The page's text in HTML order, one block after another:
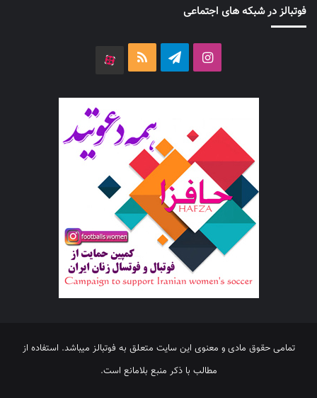
فوتبالز در شبکه های اجتماعی
اینستاگرامتلگرام خوراک
تمامی حقوق مادی و معنوی این سایت متعلق به فوتبالز میباشد. استفاده از
مطالب با ذکر منبع بلامانع است.